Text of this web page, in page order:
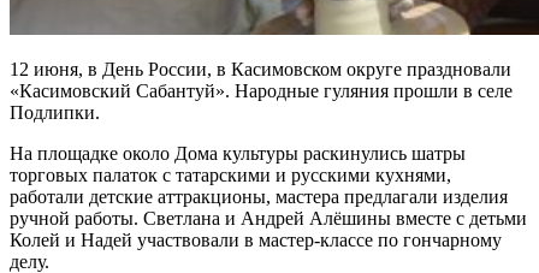
12 июня, в День России, в Касимовском округе праздновали
«Касимовский Сабантуй». Народные гуляния прошли в селе
Подлипки.
На площадке около Дома культуры раскинулись шатры
торговых палаток с татарскими и русскими кухнями,
работали детские аттракционы, мастера предлагали изделия
ручной работы. Светлана и Андрей Алёшины вместе с детьми
Колей и Надей участвовали в мастер-классе по гончарному
делу.